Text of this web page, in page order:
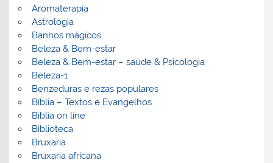
Aromaterapia
Astrologia
Banhos mágicos
Beleza & Bem-estar
Beleza & Bem-estar – saúde & Psicologia
Beleza-1
Benzeduras e rezas populares
Bíblia – Textos e Evangelhos
Biblia on line
Biblioteca
Bruxaria
Bruxaria africana